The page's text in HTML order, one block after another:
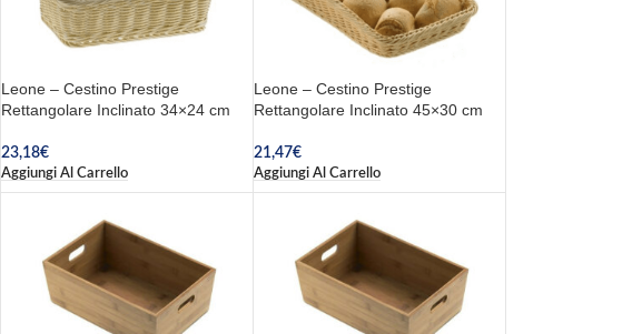
Leone – Cestino Prestige
Rettangolare Inclinato 34×24 cm
23,18€
Aggiungi Al Carrello
Leone – Cestino Prestige
Rettangolare Inclinato 45×30 cm
21,47€
Aggiungi Al Carrello